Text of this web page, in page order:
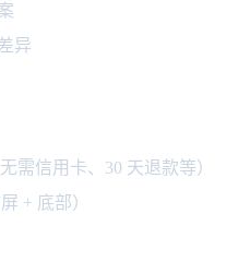
异
需信用卡、30 天退款等）
+ 底部）